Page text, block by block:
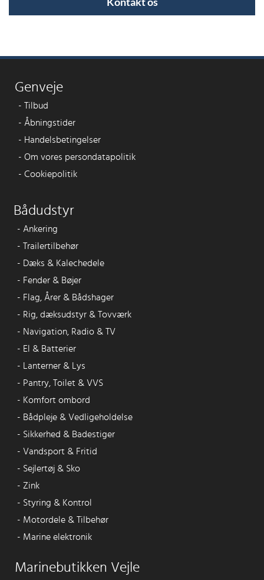
Genveje
- Tilbud
- Åbningstider
- Handelsbetingelser
- Om vores persondatapolitik
- Cookiepolitik
Bådudstyr
- Ankering
- Trailertilbehør
- Dæks & Kalechedele
- Fender & Bøjer
- Flag, Årer & Bådshager
- Rig, dæksudstyr & Tovværk
- Navigation, Radio & TV
- El & Batterier
- Lanterner & Lys
- Pantry, Toilet & VVS
- Komfort ombord
- Bådpleje & Vedligeholdelse
- Sikkerhed & Badestiger
- Vandsport & Fritid
- Sejlertøj & Sko
- Zink
- Styring & Kontrol
- Motordele & Tilbehør
- Marine elektronik
Marinebutikken Vejle